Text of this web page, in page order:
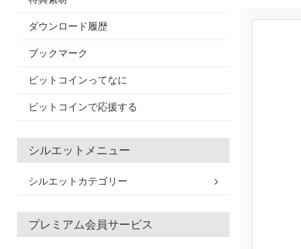
ダウンロード履歴
ブックマーク
ビットコインってなに
ビットコインで応援する
シルエットメニュー
シルエットカテゴリー
プレミアム会員サービス